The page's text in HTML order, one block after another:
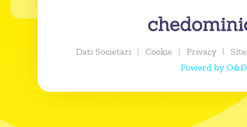
Dati Societari | Cookie | Privacy |
Powerd by